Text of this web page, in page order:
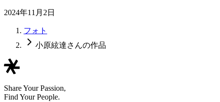
2024年11月2日
フォト
小原絃達さんの作品
Share Your Passion,
Find Your People.